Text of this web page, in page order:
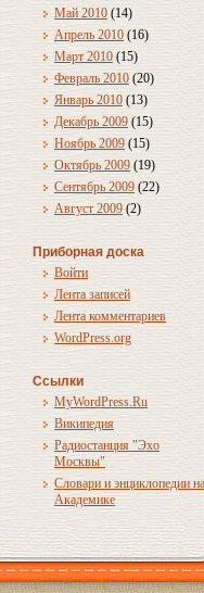
Май 2010 (14)
Апрель 2010 (16)
Март 2010 (15)
Февраль 2010 (20)
Январь 2010 (13)
Декабрь 2009 (15)
Ноябрь 2009 (15)
Октябрь 2009 (19)
Сентябрь 2009 (22)
Август 2009 (2)
Приборная доска
Войти
Лента записей
Лента комментариев
WordPress.org
Ссылки
MyWordPress.Ru
Википедия
Радиостанция "Эхо
Москвы"
Словари и энциклопедии на
Академике